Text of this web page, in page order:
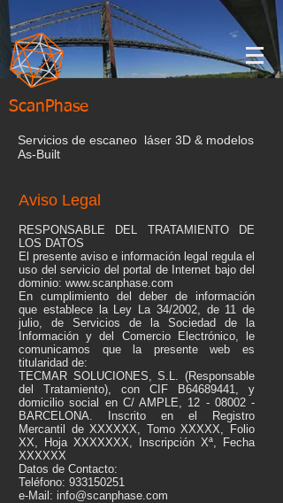
ScanPhase
Servicios de escaneo láser 3D & modelos
As-Built
Aviso Legal
RESPONSABLE DEL TRATAMIENTO DE
LOS DATOS
El presente aviso e información legal regula el
uso del servicio del portal de Internet bajo del
dominio: www.scanphase.com
En cumplimiento del deber de información
que establece la Ley La 34/2002, de 11 de
julio, de Servicios de la Sociedad de la
Información y del Comercio Electrónico, le
comunicamos que la presente web es
titularidad de:
TECMAR SOLUCIONES, S.L. (Responsable
del Tratamiento), con CIF B64689441, y
domicilio social en C/ AMPLE, 12 - 08002-
BARCELONA. Inscrito en el Registro
Mercantil de XXXXXX, Tomo XXXXX, Folio
XX, Hoja XXXXXXX, Inscripción Xª, Fecha
XXXXXX
Datos de Contacto:
Teléfono: 933150251
e-Mail: info@scanphase.com